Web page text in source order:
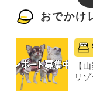
おでかけ
【
リゾ